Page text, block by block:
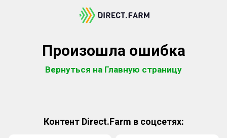
Произошла ошибка
Вернуться на Главную страницу
Контент Direct.Farm в соцсетях: